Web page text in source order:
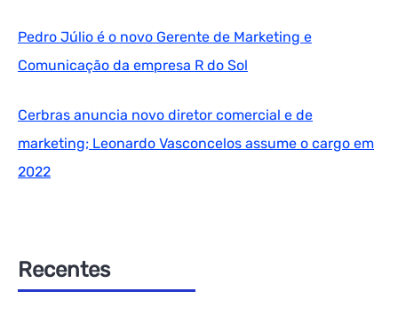
Pedro Júlio é o novo Gerente de Marketing e
Comunicação da empresa R do Sol
Cerbras anuncia novo diretor comercial e de
marketing; Leonardo Vasconcelos assume o cargo em
2022
Recentes